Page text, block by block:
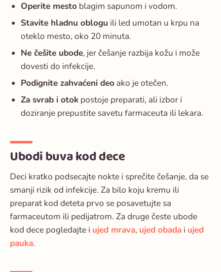
Operite mesto blagim sapunom i vodom.
Stavite hladnu oblogu ili led umotan u krpu na
oteklo mesto, oko 20 minuta.
Ne češite ubode, jer češanje razbija kožu i može
dovesti do infekcije.
Podignite zahvaćeni deo ako je otečen.
Za svrab i otok postoje preparati, ali izbor i
doziranje prepustite savetu farmaceuta ili lekara.
Ubodi buva kod dece
Deci kratko podsecajte nokte i sprečite češanje, da se
smanji rizik od infekcije. Za bilo koju kremu ili
preparat kod deteta prvo se posavetujte sa
farmaceutom ili pedijatrom. Za druge česte ubode
kod dece pogledajte i ujed mrava, ujed obada i ujed
pauka.